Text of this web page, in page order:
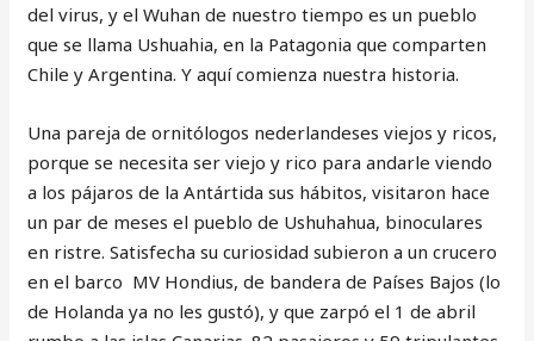
del virus, y el Wuhan de nuestro tiempo es un pueblo
que se llama Ushuahia, en la Patagonia que comparten
Chile y Argentina. Y aquí comienza nuestra historia.
Una pareja de ornitólogos nederlandeses viejos y ricos,
porque se necesita ser viejo y rico para andarle viendo
a los pájaros de la Antártida sus hábitos, visitaron hace
un par de meses el pueblo de Ushuhahua, binoculares
en ristre. Satisfecha su curiosidad subieron a un crucero
en el barco MV Hondius, de bandera de Países Bajos (lo
de Holanda ya no les gustó), y que zarpó el 1 de abril